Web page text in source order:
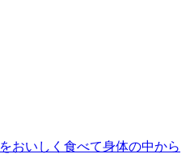
おいしく食べて身体の中から